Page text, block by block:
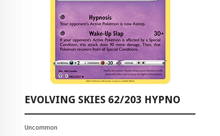
EVOLVING SKIES 62/203 HYPNO
Uncommon